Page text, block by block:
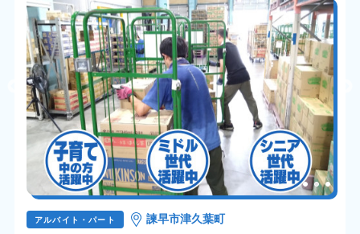
アルバイト・パート 諫早市津久葉町